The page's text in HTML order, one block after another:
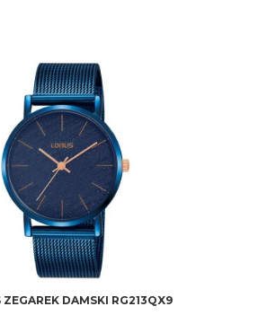
ZEGAREK DAMSKI RG213QX9